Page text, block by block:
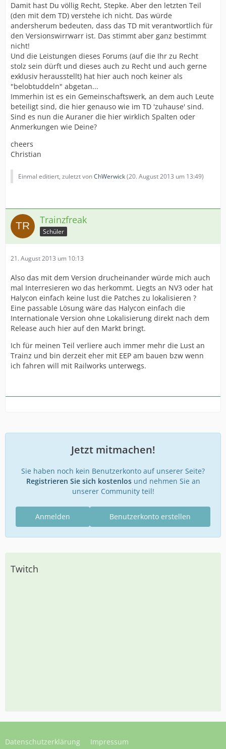
Damit hast Du völlig Recht, Stepke. Aber den letzten Teil
(den mit dem TD) verstehe ich nicht. Das würde
andersherum bedeuten, dass das TD mit verantwortlich für
den Versionswirrwarr ist. Das stimmt aber ganz bestimmt
nicht!
Und die Leistungen dieses Forums (auf die Ihr zu Recht
stolz sein dürft und dieses auch zu Recht und auch gerne
exklusiv herausstellt) hat hier auch noch keiner als
"belobtuddeln" abgetan...
Immerhin ist es ein Gemeinschaftswerk, an dem auch Leute
beteiligt sind, die hier genauso wie im TD 'zuhause' sind.
Sind es nun die Auraner die hier wirklich Spalten oder
Anmerkungen wie Deine?
cheers
Christian
Einmal editiert, zuletzt vonChWerwick(20. August 2013 um 13:49)
Trainzfreak
Schüler
21. August 2013 um 10:13
Also das mit dem Version drucheinander würde mich auch
mal Interresieren wo das herkommt. Liegts an NV3 oder hat
Halycon einfach keine lust die Patches zu lokalisieren ?
Eine passable Lösung wäre das Halycon einfach die
Internationale Version ohne Lokalisierung direkt nach dem
Release auch hier auf den Markt bringt.
Ich für meinen Teil verliere auch immer mehr die Lust an
Trainz und bin derzeit eher mit EEP am bauen bzw wenn
ich fahren will mit Railworks unterwegs.
Jetzt mitmachen!
Sie haben noch kein Benutzerkonto auf unserer Seite?
Registrieren Sie sich kostenlosund nehmen Sie an
unserer Community teil!
Benutzerkonto erstellen
Anmelden
Twitch
Datenschutzerklärung Impressum